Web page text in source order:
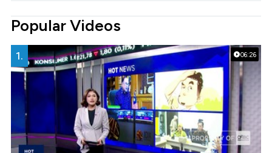
Popular Videos
06:26
1.